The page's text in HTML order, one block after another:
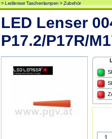
>Ledlenser Taschenlampen >Zubehör
LED Lenser
P17.2/P17R/